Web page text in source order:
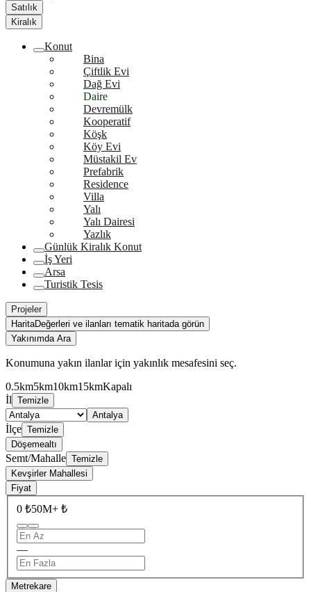
Satılık
Kiralık
Konut
Bina
Çiftlik Evi
Dağ Evi
Daire
Devremülk
Kooperatif
Köşk
Köy Evi
Müstakil Ev
Prefabrik
Residence
Villa
Yalı
Yalı Dairesi
Yazlık
Günlük Kiralık Konut
İş Yeri
Arsa
Turistik Tesis
Projeler
HaritaDeğerleri ve ilanları tematik haritada görün
Yakınımda Ara
Konumuna yakın ilanlar için yakınlık mesafesini seç.
0.5km5km10km15kmKapalı
İl Temizle
Antalya
İlçe Temizle
Döşemealtı
Semt/Mahalle Temizle
Kevşirler Mahallesi
Fiyat
0 ₺50M+ ₺
—
Metrekare